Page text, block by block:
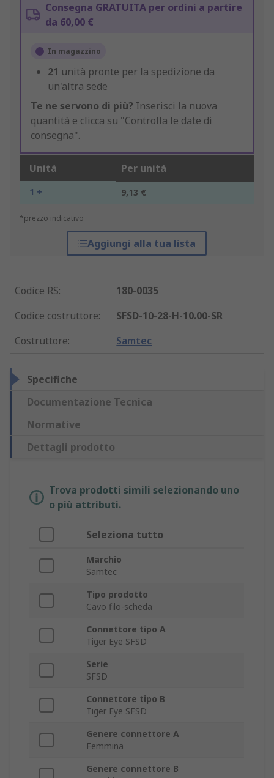
Consegna GRATUITA per ordini a partire
da 60,00 €
In magazzino
21 unità pronte per la spedizione da
un'altra sede
Te ne servono di più? Inserisci la nuova
quantità e clicca su "Controlla le date di
consegna".
Unità Per unità
1 + 9,13 €
*prezzo indicativo
Aggiungi alla tua lista
Codice RS:
180-0035
Codice costruttore:
SFSD-10-28-H-10.00-SR
Costruttore: Samtec
Specifiche
Documentazione Tecnica
Normative
Dettagli prodotto
Trova prodotti simili selezionando uno
o più attributi.
Seleziona tutto
Marchio
Samtec
Tipo prodotto
Cavo filo-scheda
Connettore tipo A
Tiger Eye SFSD
Serie
SFSD
Connettore tipo B
Tiger Eye SFSD
Genere connettore A
Femmina
Genere connettore B